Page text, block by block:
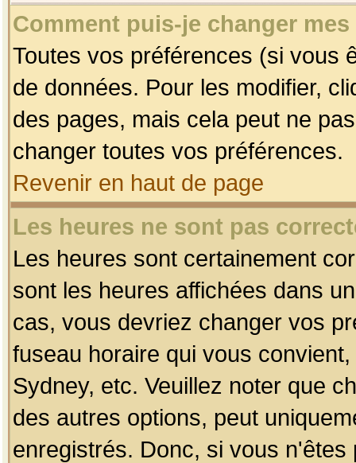
Comment puis-je changer
Toutes vos préférences (si vous
de données. Pour les modifier,
des pages, mais cela peut ne
changer toutes vos préférences.
Revenir en haut de page
Les heures ne sont pas
Les heures sont certainement
sont les heures affichées dans
cas, vous devriez changer vos
fuseau horaire qui vous
Sydney, etc. Veuillez noter que
des autres options, peut
enregistrés. Donc, si vous